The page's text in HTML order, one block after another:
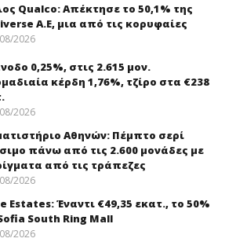
Qualco: Απέκτησε το 50,1% της
A.E, μια από τις κορυφαίες
2026
0,25%, στις 2.615 μον.
κέρδη 1,76%, τζίρο στα €238
2026
Αθηνών: Πέμπτο σερί
πάνω από τις 2.600 μονάδες με
από τις τράπεζες
2026
Εstates: Έναντι €49,35 εκατ., το 50%
South Ring Mall
2026